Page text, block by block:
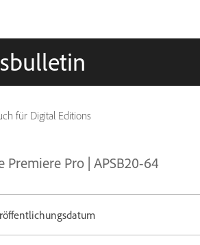
für Digital Editions
Pro | APSB20-64